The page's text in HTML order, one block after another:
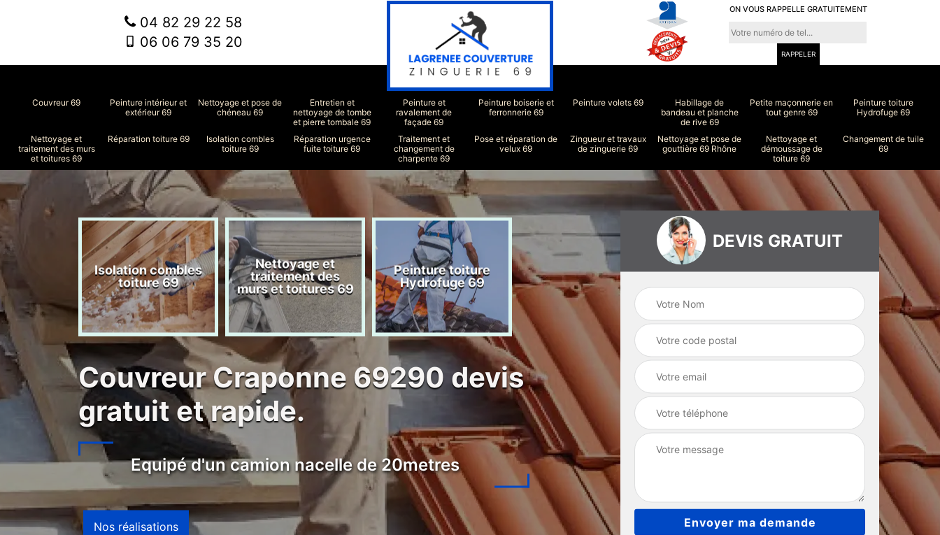
04 82 29 22 58
06 06 79 35 20
ON VOUS RAPPELLE GRATUITEMENT
Couvreur 69
Peinture intérieur et
extérieur 69
Nettoyage et pose de
chéneau 69
Entretien et
nettoyage de tombe
et pierre tombale 69
Peinture et
ravalement de
façade 69
Peinture boiserie et
ferronnerie 69
Peinture volets 69
Habillage de
bandeau et planche
de rive 69
Petite maçonnerie en
tout genre 69
Peinture toiture
Hydrofuge 69
Nettoyage et
traitement des murs
et toitures 69
Réparation toiture 69
Isolation combles
toiture 69
Réparation urgence
fuite toiture 69
Traitement et
changement de
charpente 69
Pose et réparation de
velux 69
Zingueur et travaux
de zinguerie 69
Nettoyage et pose de
gouttière 69 Rhône
Nettoyage et
démoussage de
toiture 69
Changement de tuile
69
de
69
Isolation combles
toiture 69
Nettoyage et
traitement des
murs et toitures 69
Peinture toiture
Hydrofuge 69
Réparation toiture
69
Couvreur 69
Peinture intérieur
et extérieur 69
Couvreur Craponne 69290 devis
gratuit et rapide.
Equipé d'un camion nacelle de 20metres
Nos réalisations
DEVIS GRATUIT